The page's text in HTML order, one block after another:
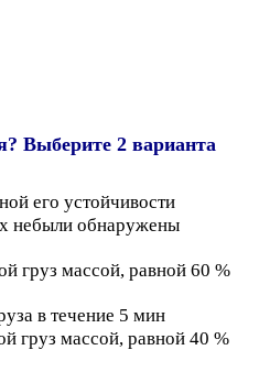
Выберите 2 варианта
его устойчивости
небыли обнаружены
груз массой, равной 60 %
в течение 5 мин
груз массой, равной 40 %